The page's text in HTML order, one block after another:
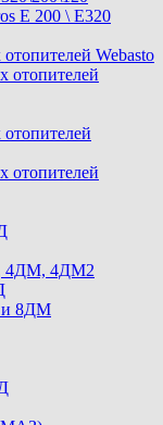
E 200 \ E320
Webasto
отопителей
отопителей
4ДМ, 4ДМ2
и 8ДМ